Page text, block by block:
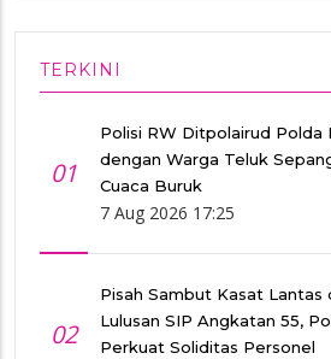
TERKINI
01
Polisi RW Ditpolairud Polda
dengan Warga Teluk
Cuaca Buruk
7 Aug 2026 17:25
02
Pisah Sambut Kasat Lantas
Lulusan SIP Angkatan 55,
Perkuat Soliditas Personel